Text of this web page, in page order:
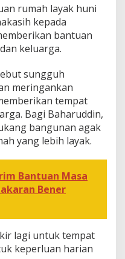
rumah layak huni
kepada
bantuan
keluarga.
sungguh
meringankan
tempat
Bagi Baharuddin,
bangunan agak
yang lebih layak.
Bantuan Masa
Bener
lagi untuk tempat
keperluan harian